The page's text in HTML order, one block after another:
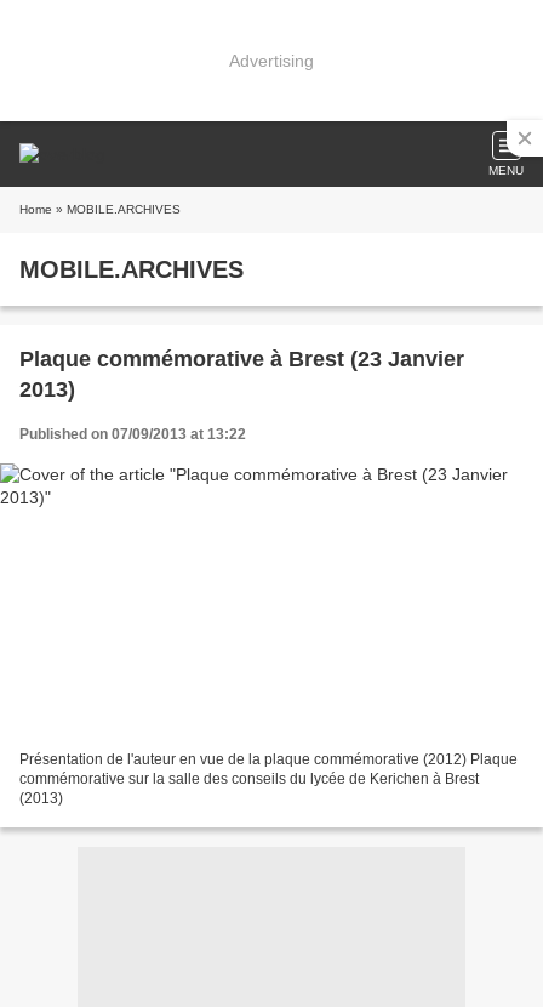
Advertising
MENU
Home » MOBILE.ARCHIVES
MOBILE.ARCHIVES
Plaque commémorative à Brest (23 Janvier
2013)
Published on 07/09/2013 at 13:22
Présentation de l'auteur en vue de la plaque commémorative (2012) Plaque
commémorative sur la salle des conseils du lycée de Kerichen à Brest
(2013)